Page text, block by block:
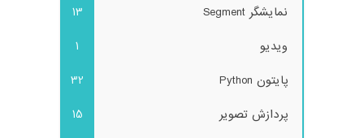
نمایشگر Segment
13
ویدیو
1
پایتون Python
32
پردازش تصویر
15